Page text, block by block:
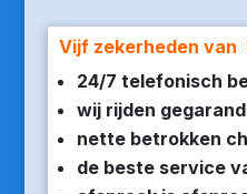
Vijf zekerheden van
24/7 telefonisch
wij rijden
nette betrokken
de beste service